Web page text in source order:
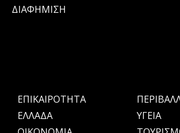
ΔΙΑΦΗΜΙΣΗ
ΕΠΙΚΑΙΡΟΤΗΤΑ
ΕΛΛΑΔΑ
ΥΓΕΙΑ